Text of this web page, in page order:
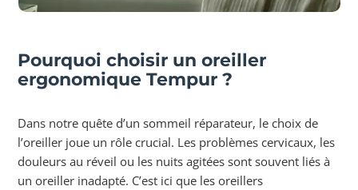
Pourquoi choisir un oreiller
ergonomique Tempur ?
Dans notre quête d’un sommeil réparateur, le choix de
l’oreiller joue un rôle crucial. Les problèmes cervicaux, les
douleurs au réveil ou les nuits agitées sont souvent liés à
un oreiller inadapté. C’est ici que les oreillers